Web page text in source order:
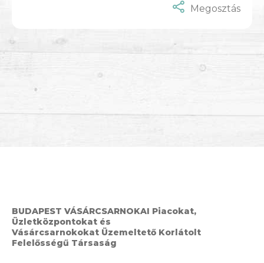
Megosztás
BUDAPEST VÁSÁRCSARNOKAI Piacokat,
Üzletközpontokat és
Vásárcsarnokokat Üzemeltető Korlátolt
Felelősségű Társaság